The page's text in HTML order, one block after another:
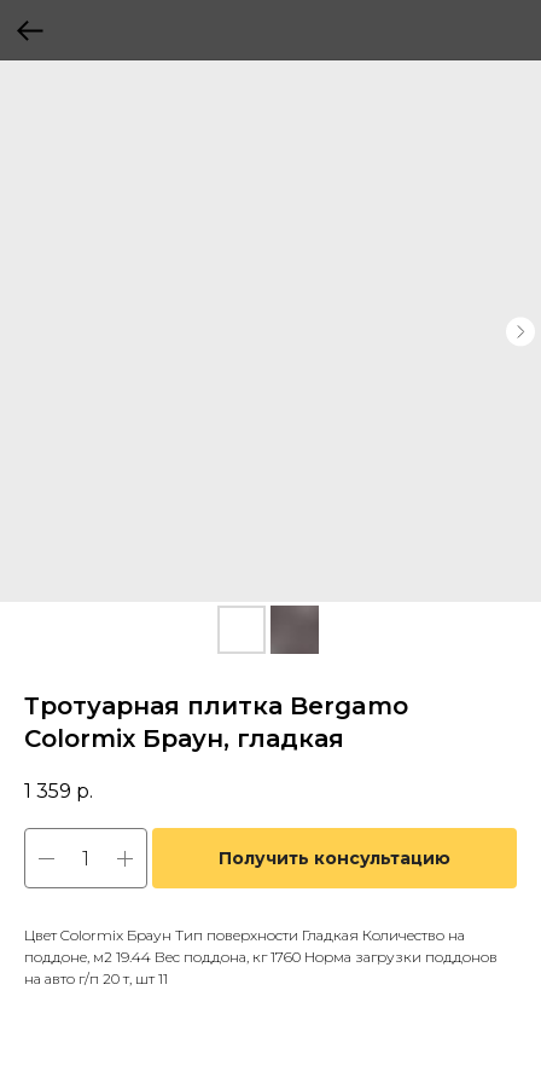
Тротуарная плитка Bergamo
Colormix Браун, гладкая
1 359 р.
Получить консультацию
Цвет Colormix Браун Тип поверхности Гладкая Количество на
поддоне, м2 19.44 Вес поддона, кг 1760 Норма загрузки поддонов
на авто г/п 20 т, шт 11